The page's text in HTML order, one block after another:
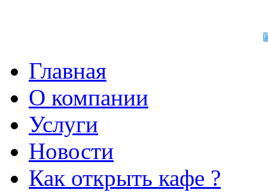
Главная
О компании
Услуги
Новости
Как открыть кафе ?